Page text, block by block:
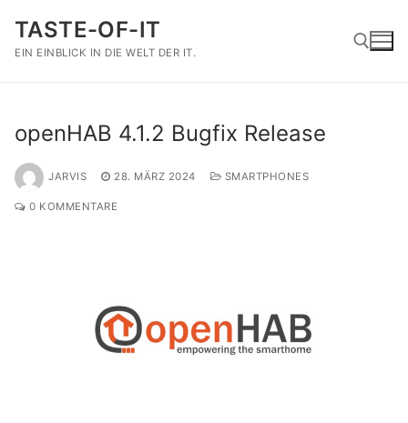
Inhalt
springen
TASTE-OF-IT
EIN EINBLICK IN DIE WELT DER IT.
openHAB 4.1.2 Bugfix Release
JARVIS 28. MÄRZ 2024 SMARTPHONES
0 KOMMENTARE